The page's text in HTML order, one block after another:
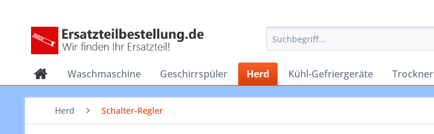
Waschmaschine Geschirrspüler Herd Kühl-Gefriergeräte Trockner
Herd Schalter-Regler